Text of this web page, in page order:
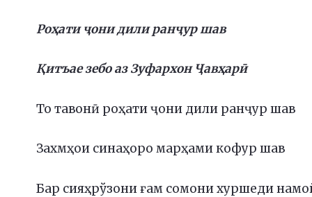
Роҳати ҷони дили ранҷур шав
Қитъае зебо аз Зуфархон Ҷавҳарӣ
То тавонӣ роҳати ҷони дили ранҷур шав
Захмҳои синаҳоро марҳами кофур шав
Бар сияҳрўзони ғам сомони хуршеди